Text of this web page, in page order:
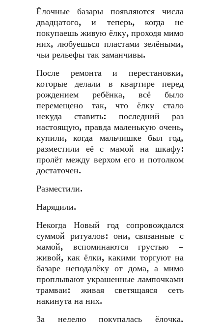
Ёлочные базары появляются числа
двадцатого, и теперь, когда не
покупаешь живую ёлку, проходя мимо
них, любуешься пластами зелёными,
чьи рельефы так заманчивы.
После ремонта и перестановки,
которые делали в квартире перед
рождением ребёнка, всё было
перемещено так, что ёлку стало
некуда ставить: последний раз
настоящую, правда маленькую очень,
купили, когда мальчишке был год,
разместили её с мамой на шкафу:
пролёт между верхом его и потолком
достаточен.
Разместили.
Нарядили.
Некогда Новый год сопровождался
суммой ритуалов: они, связанные с
мамой, вспоминаются грустью –
живой, как ёлки, какими торгуют на
базаре неподалёку от дома, а мимо
проплывают украшенные лампочками
трамваи: живая светящаяся сеть
накинута на них.
За неделю покупалась ёлочка,